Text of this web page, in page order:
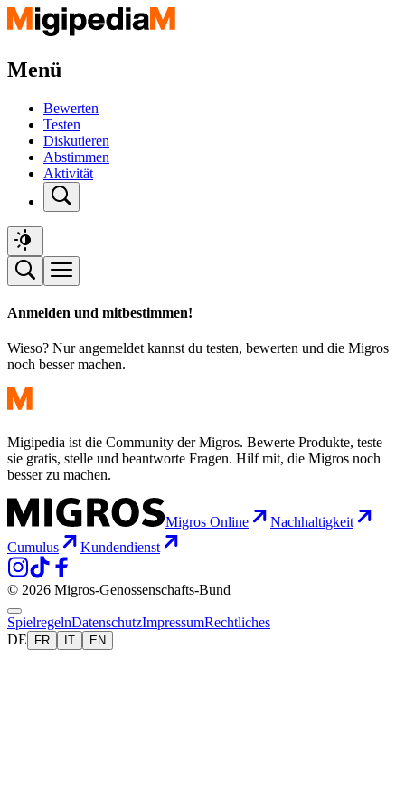
Menü
Bewerten
Testen
Diskutieren
Abstimmen
Aktivität
Anmelden und mitbestimmen!
Wieso? Nur angemeldet kannst du testen, bewerten und die Migros
noch besser machen.
Migipedia ist die Community der Migros. Bewerte Produkte, teste
sie gratis, stelle und beantworte Fragen. Hilf mit, die Migros noch
besser zu machen.
Migros Online
Nachhaltigkeit
Cumulus
Kundendienst
© 2026 Migros-Genossenschafts-Bund
SpielregelnDatenschutzImpressumRechtliches
DE
FR IT EN